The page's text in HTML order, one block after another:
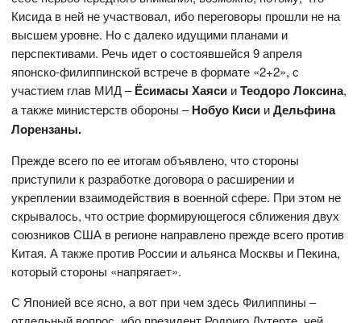
Кисида в ней не участвовал, ибо переговоры прошли не на
высшем уровне. Но с далеко идущими планами и
перспективами. Речь идет о состоявшейся 9 апреля
японско-филиппинской встрече в формате «2+2», с
участием глав МИД –Ёсимасы Хаяси иТеодоро Локсина,
а также министерств обороны –Нобуо Киси иДельфина
Лорензаны.
Прежде всего по ее итогам объявлено, что стороны
приступили к разработке договора о расширении и
укреплении взаимодействия в военной сфере. При этом не
скрывалось, что острие формирующегося сближения двух
союзников США в регионе направлено прежде всего против
Китая. А также против России и альянса Москвы и Пекина,
который стороны «напрягает».
С Японией все ясно, а вот при чем здесь Филиппины –